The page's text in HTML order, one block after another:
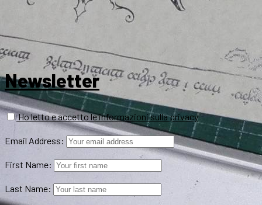
Newsletter
Ho letto e accetto le informazioni sulla privacy
Email Address:
First Name:
Last Name: